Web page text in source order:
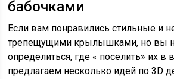
бабочками
Если вам понравились стильные и
трепещущими крылышками, но вы
определиться, где « поселить» их в
предлагаем несколько идей по 3D